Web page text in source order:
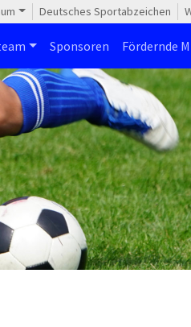
Deutsches Sportabzeichen
Sponsoren Fördernde